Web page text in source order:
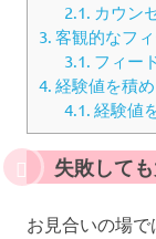
2.1. カウン
3. 客観的なフ
3.1. フィー
4. 経験値を積
4.1. 経験値
失敗して
お見合いの場で